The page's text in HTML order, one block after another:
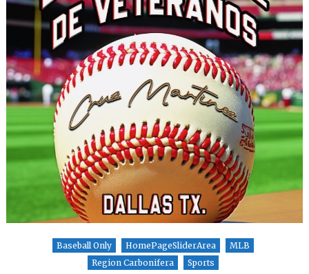
Baseball Only HomePageSliderArea
MLB
Region Carbonifera
Sports